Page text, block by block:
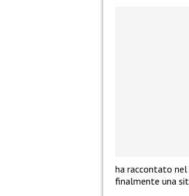
ha raccontato nel
finalmente una